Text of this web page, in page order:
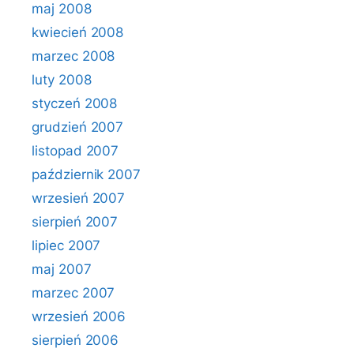
maj 2008
kwiecień 2008
marzec 2008
luty 2008
styczeń 2008
grudzień 2007
listopad 2007
październik 2007
wrzesień 2007
sierpień 2007
lipiec 2007
maj 2007
marzec 2007
wrzesień 2006
sierpień 2006